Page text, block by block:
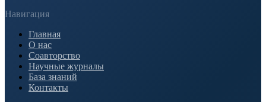
Навигация
Главная
О нас
Соавторство
Научные журналы
База знаний
Контакты